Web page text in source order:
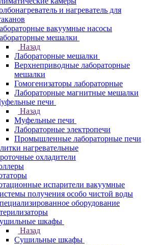
и нагреватель для
вакуумные насосы
мешалки
Назад
Лабораторные мешалки
Верхнеприводные лабораторные
мешалки
Гомогенизаторы лабораторные
Лабораторные магнитные мешалки
печи
Назад
Муфельные печи
Лабораторные электропечи
Промышленные лабораторные печи
нагревательные
охладители
испарители вакуумные
получения особо чистой воды
оборудование
шкафы
Назад
Сушильные шкафы